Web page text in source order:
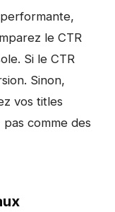
le CTR
Si le CTR
Sinon,
vos titles
comme des